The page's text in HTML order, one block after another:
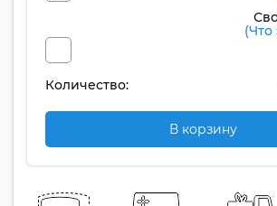
(Что
Количество:
В корзину